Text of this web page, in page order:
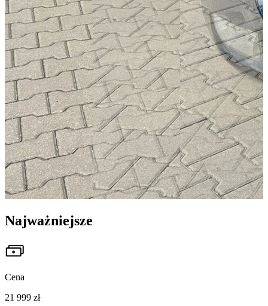
Najważniejsze
Cena
21 999 zł